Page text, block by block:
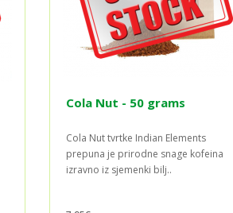
Cola Nut - 50 grams
Cola Nut tvrtke Indian Elements
prepuna je prirodne snage kofeina
izravno iz sjemenki bilj..